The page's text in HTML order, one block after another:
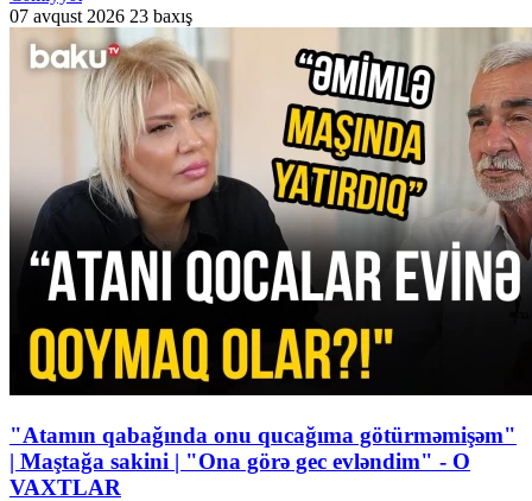
07 avqust 2026 23 baxış
"Atamın qabağında onu qucağıma götürməmişəm"
| Maştağa sakini | "Ona görə gec evləndim" - O
VAXTLAR